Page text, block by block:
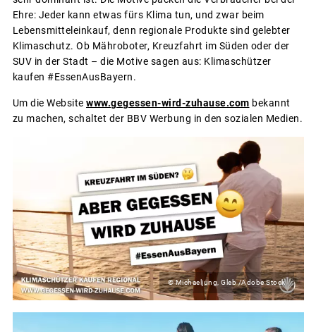
Ehre: Jeder kann etwas fürs Klima tun, und zwar beim
Lebensmitteleinkauf, denn regionale Produkte sind gelebter
Klimaschutz. Ob Mähroboter, Kreuzfahrt im Süden oder der
SUV in der Stadt – die Motive sagen aus: Klimaschützer
kaufen #EssenAusBayern.
Um die Website www.gegessen-wird-zuhause.com bekannt
zu machen, schaltet der BBV Werbung in den sozialen Medien.
© Michaeljung, Gleb /Adobe Stock